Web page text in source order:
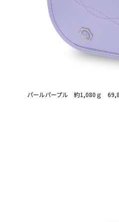
パールパープル 約1,080ｇ